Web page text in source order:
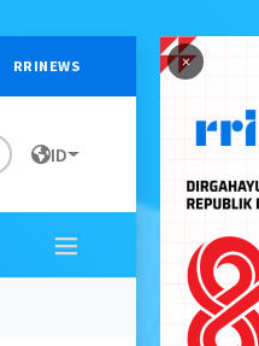
×
RRINEWS
ID